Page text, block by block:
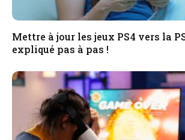
Mettre à jour les jeux PS4 vers la
expliqué pas à pas !